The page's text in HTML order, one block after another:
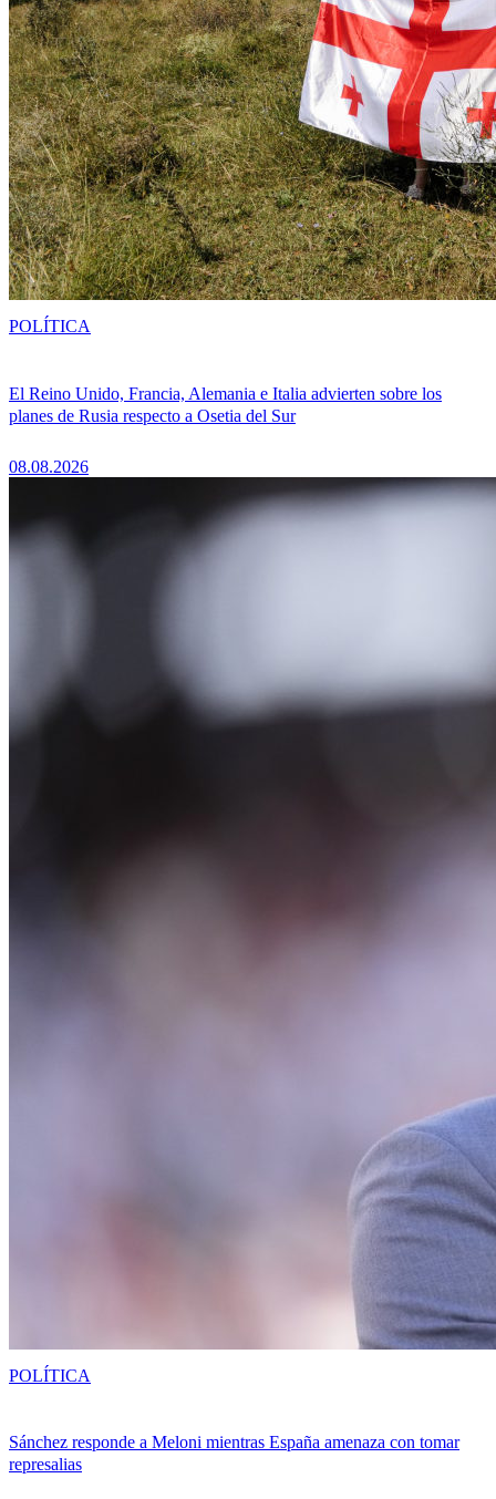
El Reino Unido, Francia, Alemania e Italia advierten sobre los
planes de Rusia respecto a Osetia del Sur
08.08.2026
POLÍTICA
Sánchez responde a Meloni mientras España amenaza con tomar
represalias
POLÍTICA